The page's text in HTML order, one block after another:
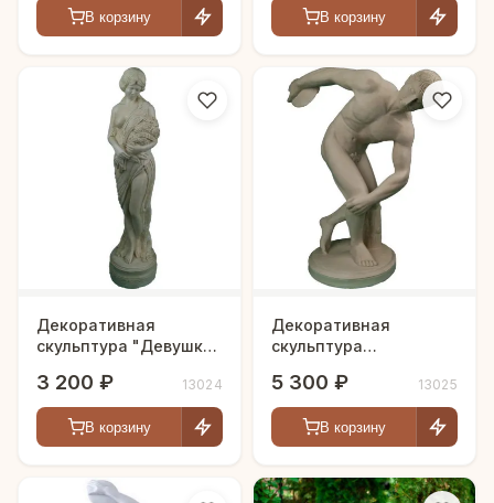
В корзину В корзину
Декоративная
скульптура "Девушка
3 200 ₽ 13024
В корзину
Декоративная
скульптура
5 300 ₽ 13025
В корзину